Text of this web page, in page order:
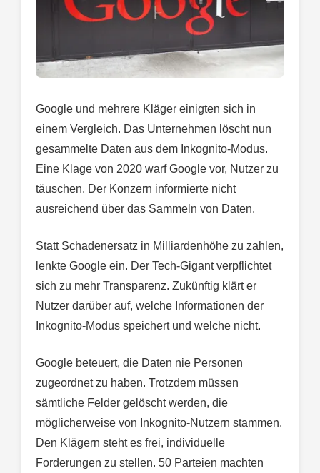
Google und mehrere Kläger einigten sich in
einem Vergleich. Das Unternehmen löscht nun
gesammelte Daten aus dem Inkognito-Modus.
Eine Klage von 2020 warf Google vor, Nutzer zu
täuschen. Der Konzern informierte nicht
ausreichend über das Sammeln von Daten.
Statt Schadenersatz in Milliardenhöhe zu zahlen,
lenkte Google ein. Der Tech-Gigant verpflichtet
sich zu mehr Transparenz. Zukünftig klärt er
Nutzer darüber auf, welche Informationen der
Inkognito-Modus speichert und welche nicht.
Google beteuert, die Daten nie Personen
zugeordnet zu haben. Trotzdem müssen
sämtliche Felder gelöscht werden, die
möglicherweise von Inkognito-Nutzern stammen.
Den Klägern steht es frei, individuelle
Forderungen zu stellen. 50 Parteien machten